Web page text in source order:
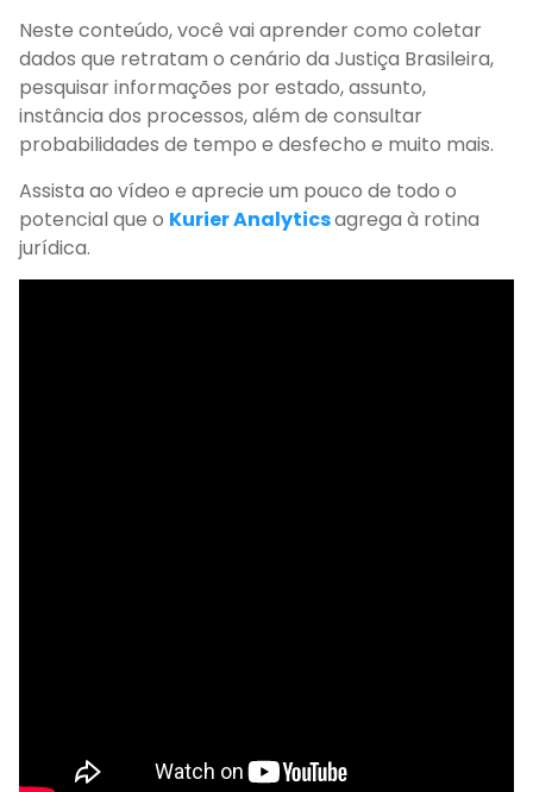
Neste conteúdo, você vai aprender como coletar
dados que retratam o cenário da Justiça Brasileira,
pesquisar informações por estado, assunto,
instância dos processos, além de consultar
probabilidades de tempo e desfecho e muito mais.
Assista ao vídeo e aprecie um pouco de todo o
potencial que o Kurier Analyticsagrega à rotina
jurídica.